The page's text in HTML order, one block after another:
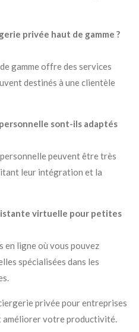
privée haut de gamme ?
gamme offre des services
destinés à une clientèle
sont-ils adaptés
peuvent être très
leur intégration et la
virtuelle pour petites
en ligne où vous pouvez
spécialisées dans les
privée pour entreprises
améliorer votre productivité.